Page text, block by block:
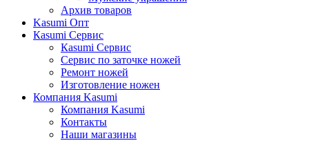
Архив товаров
Kasumi Опт
Кasumi Сервис
Кasumi Сервис
Сервис по заточке ножей
Ремонт ножей
Изготовление ножен
Компания Kasumi
Компания Kasumi
Контакты
Наши магазины